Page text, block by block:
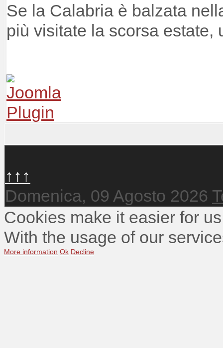
Se la Calabria è balzata
più visitate la scorsa
↑↑↑
Domenica, 09 Agosto 2026
Cookies make it easier for
With the usage of our
More information Ok Decline